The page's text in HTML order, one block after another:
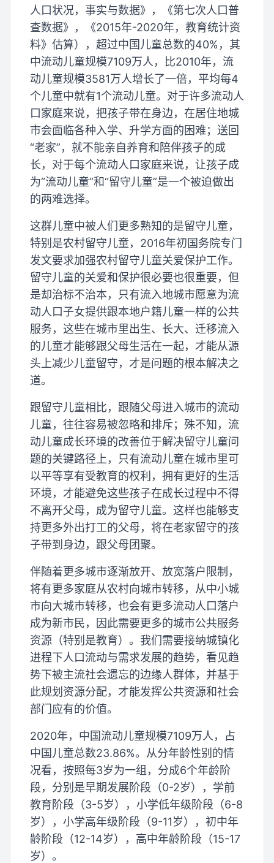
人口状况，事实与数据》，《第七次人口普
查数据》，《2015年-2020年，教育统计资
料》估算），超过中国儿童总数的40%，其
中流动儿童规模7109万人，比2010年，流
动儿童规模3581万人增长了一倍，平均每4
个儿童中就有1个流动儿童。对于许多流动人
口家庭来说，把孩子带在身边，在居住地城
市会面临各种入学、升学方面的困难；送回
“老家”，就不能亲自养育和陪伴孩子的成
长，对于每个流动人口家庭来说，让孩子成
为“流动儿童”和“留守儿童”是一个被迫做出
的两难选择。
这群儿童中被人们更多熟知的是留守儿童，
特别是农村留守儿童，2016年初国务院专门
发文要求加强农村留守儿童关爱保护工作。
留守儿童的关爱和保护很必要也很重要，但
是却治标不治本，只有流入地城市愿意为流
动人口子女提供跟本地户籍儿童一样的公共
服务，这些在城市里出生、长大、迁移流入
的儿童才能够跟父母生活在一起，才能从源
头上减少儿童留守，才是问题的根本解决之
道。
跟留守儿童相比，跟随父母进入城市的流动
儿童，往往容易被忽略和排斥；殊不知，流
动儿童成长环境的改善位于解决留守儿童问
题的关键路径上，只有流动儿童在城市里可
以平等享有受教育的权利，拥有更好的生活
环境，才能避免这些孩子在成长过程中不得
不离开父母，成为留守儿童。这样也能够支
持更多外出打工的父母，将在老家留守的孩
子带到身边，跟父母团聚。
伴随着更多城市逐渐放开、放宽落户限制，
将有更多家庭从农村向城市转移，从中小城
市向大城市转移，也会有更多流动人口落户
成为新市民，因此需要更多的城市公共服务
资源（特别是教育）。我们需要接纳城镇化
进程下人口流动与需求发展的趋势，看见趋
势下被主流社会遗忘的边缘人群体，并基于
此规划资源分配，才能发挥公共资源和社会
部门应有的价值。
2020年，中国流动儿童规模7109万人，占
中国儿童总数23.86%。从分年龄性别的情
况看，按照每3岁为一组，分成6个年龄阶
段，分别是早期发展阶段（0-2岁），学前
教育阶段（3-5岁），小学低年级阶段（6-8
岁），小学高年级阶段（9-11岁），初中年
龄阶段（12-14岁），高中年龄阶段（15-17
岁）。